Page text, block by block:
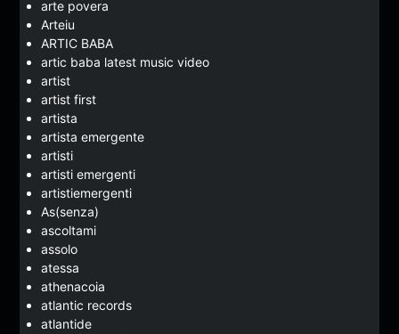
arte povera
Arteiu
ARTIC BABA
artic baba latest music video
artist
artist first
artista
artista emergente
artisti
artisti emergenti
artistiemergenti
As(senza)
ascoltami
assolo
atessa
athenacoia
atlantic records
atlantide